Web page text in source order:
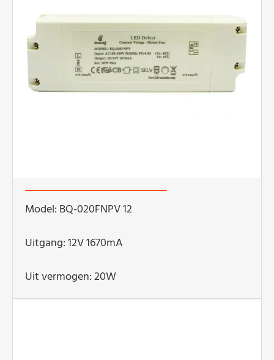
Model: BQ-020FNPV 12
Uitgang: 12V 1670mA
Uit vermogen: 20W